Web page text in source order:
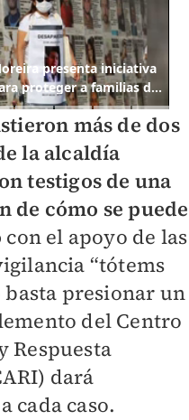
más de dos
la alcaldía
testigos de una
de cómo se puede
con el apoyo de las
“tótems
basta presionar un
del Centro
Respuesta
dará
cada caso.